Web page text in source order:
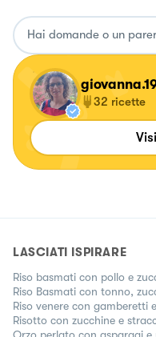
32 ricette
LASCIATI ISPIRARE
Riso basmati con pollo e
Riso Basmati con tonno,
Riso venere con gamberetti
Risotto con zucchine e
Orzo perlato con asparagi e